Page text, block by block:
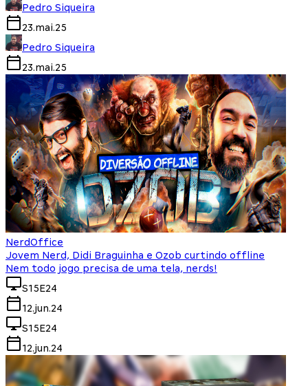
Pedro Siqueira
23.mai.25
Pedro Siqueira
23.mai.25
NerdOffice
Jovem Nerd, Didi Braguinha e Ozob curtindo offline
Nem todo jogo precisa de uma tela, nerds!
S15E24
12.jun.24
S15E24
12.jun.24